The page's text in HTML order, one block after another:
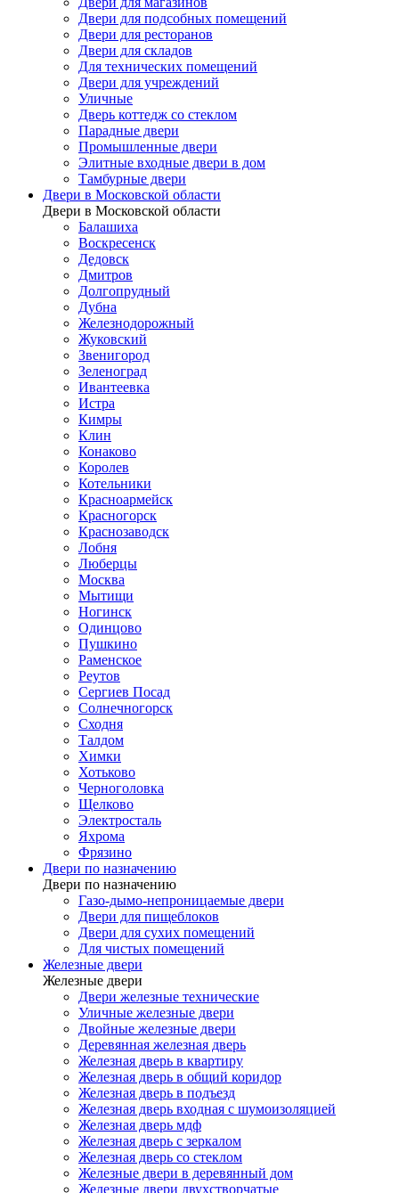
Двери для подсобных помещений
Двери для ресторанов
Двери для складов
Для технических помещений
Двери для учреждений
Уличные
Дверь коттедж со стеклом
Парадные двери
Промышленные двери
Элитные входные двери в дом
Тамбурные двери
Двери в Московской области
Двери в Московской области
Балашиха
Воскресенск
Дедовск
Дмитров
Долгопрудный
Дубна
Железнодорожный
Жуковский
Звенигород
Зеленоград
Ивантеевка
Истра
Кимры
Клин
Конаково
Королев
Котельники
Красноармейск
Красногорск
Краснозаводск
Лобня
Люберцы
Москва
Мытищи
Ногинск
Одинцово
Пушкино
Раменское
Реутов
Сергиев Посад
Солнечногорск
Сходня
Талдом
Химки
Хотьково
Черноголовка
Щелково
Электросталь
Яхрома
Фрязино
Двери по назначению
Двери по назначению
Газо-дымо-непроницаемые двери
Двери для пищеблоков
Двери для сухих помещений
Для чистых помещений
Железные двери
Железные двери
Двери железные технические
Уличные железные двери
Двойные железные двери
Деревянная железная дверь
Железная дверь в квартиру
Железная дверь в общий коридор
Железная дверь в подъезд
Железная дверь входная с шумоизоляцией
Железная дверь мдф
Железная дверь с зеркалом
Железная дверь со стеклом
Железные двери в деревянный дом
Железные двери двухстворчатые